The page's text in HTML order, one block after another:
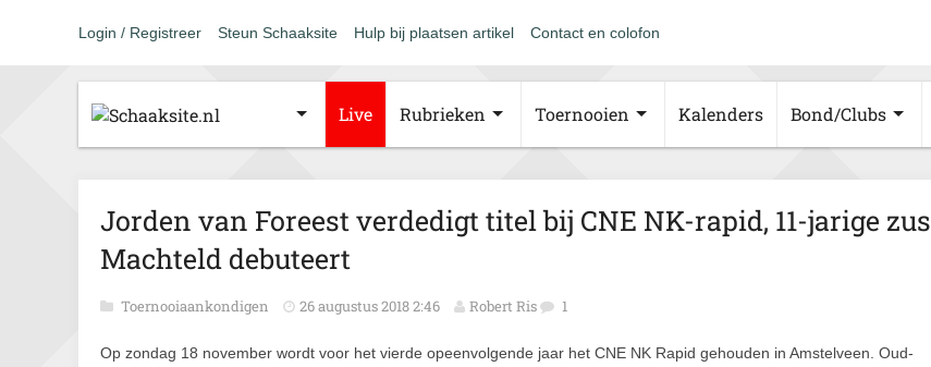
Login / Registreer Steun Schaaksite Hulp bij plaatsen artikel Contact en colofon
Live Rubrieken Toernooien Kalenders Bond/Clubs
Jorden van Foreest verdedigt titel bij CNE NK-rapid, 11-jarige zus
Machteld debuteert
Toernooiaankondigen 26 augustus 2018 2:46 Robert Ris 1
Op zondag 18 november wordt voor het vierde opeenvolgende jaar het CNE NK Rapid gehouden in Amstelveen. Oud-